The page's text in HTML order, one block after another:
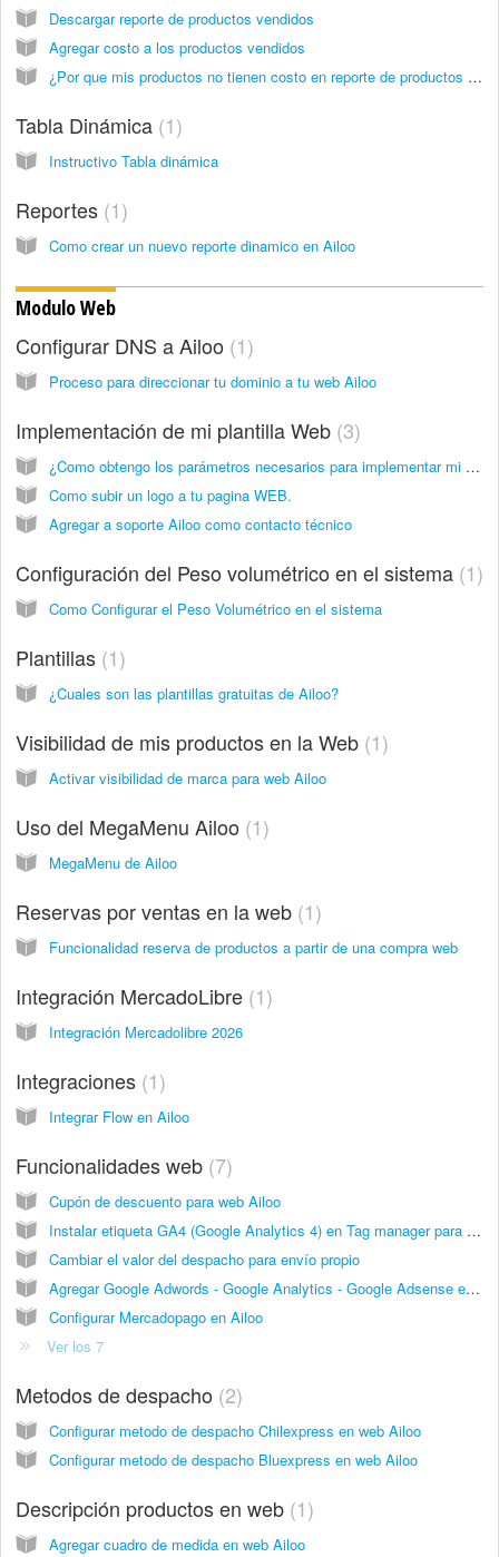
Descargar reporte de productos vendidos
Agregar costo a los productos vendidos
¿Por que mis productos no tienen costo en reporte de productos vendidos?
Tabla Dinámica 1
Instructivo Tabla dinámica
Reportes 1
Como crear un nuevo reporte dinamico en Ailoo
Modulo Web
Configurar DNS a Ailoo 1
Proceso para direccionar tu dominio a tu web Ailoo
Implementación de mi plantilla Web 3
¿Como obtengo los parámetros necesarios para implementar mi prestashop en Ailoo?
Como subir un logo a tu pagina WEB.
Agregar a soporte Ailoo como contacto técnico
Configuración del Peso volumétrico en el sistema 1
Como Configurar el Peso Volumétrico en el sistema
Plantillas 1
¿Cuales son las plantillas gratuitas de Ailoo?
Visibilidad de mis productos en la Web 1
Activar visibilidad de marca para web Ailoo
Uso del MegaMenu Ailoo 1
MegaMenu de Ailoo
Reservas por ventas en la web 1
Funcionalidad reserva de productos a partir de una compra web
Integración MercadoLibre 1
Integración Mercadolibre 2026
Integraciones 1
Integrar Flow en Ailoo
Funcionalidades web 7
Cupón de descuento para web Ailoo
Instalar etiqueta GA4 (Google Analytics 4) en Tag manager para Ailoo
Cambiar el valor del despacho para envío propio
Agregar Google Adwords - Google Analytics - Google Adsense en web Ailoo
Configurar Mercadopago en Ailoo
Ver los 7
Metodos de despacho 2
Configurar metodo de despacho Chilexpress en web Ailoo
Configurar metodo de despacho Bluexpress en web Ailoo
Descripción productos en web 1
Agregar cuadro de medida en web Ailoo